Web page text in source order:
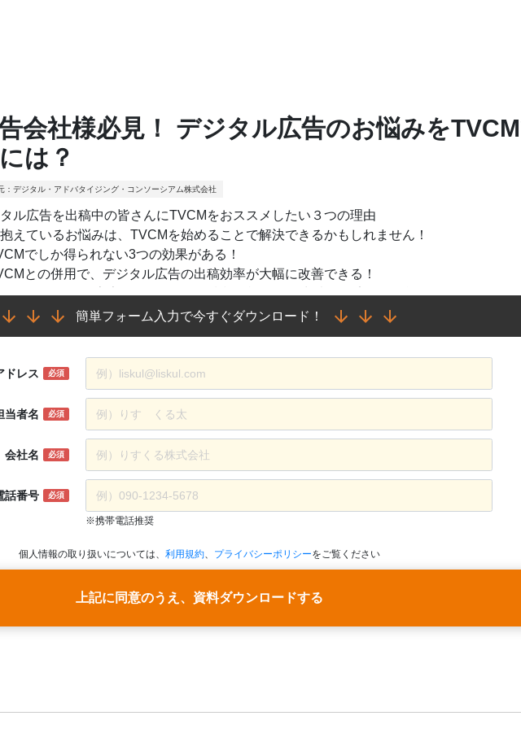
会社様必見！ デジタル広告のお悩みを
は？
：デジタル・アドバタイジング・コンソーシアム株式会社
ル広告を出稿中の皆さんにTVCMをおススメしたい３つの理由
えているお悩みは、TVCMを始めることで解決できるかもしれません！
でしか得られない3つの効果がある！
との併用で、デジタル広告の出稿効率が大幅に改善できる！
ならデジタル広告とTVCMを同じ指標で評価し、出稿の最適化が可能！
簡単フォーム入力で今すぐダウンロード！
ドレス 必須
当者名 必須
会社名 必須
話番号 必須
※携帯電話推奨
個人情報の取り扱いについては、 利用規約、 プライバシーポリシーをご覧ください
上記に同意のうえ、資料ダウンロードする